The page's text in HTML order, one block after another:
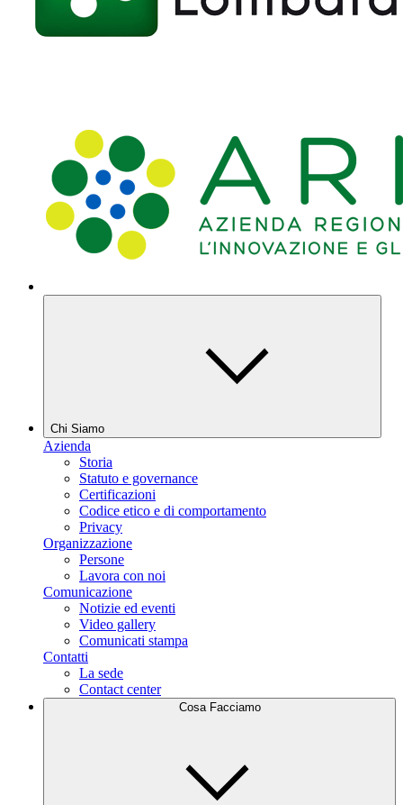
Chi Siamo
Azienda
Storia
Statuto e governance
Certificazioni
Codice etico e di comportamento
Privacy
Organizzazione
Persone
Lavora con noi
Comunicazione
Notizie ed eventi
Video gallery
Comunicati stampa
Contatti
La sede
Contact center
Cosa Facciamo